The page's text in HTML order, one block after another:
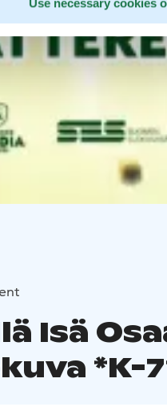
Use necessary cookies
Isä
*K-